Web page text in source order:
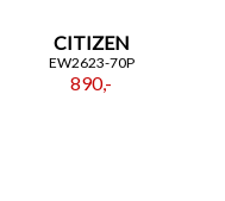
CITIZEN
EW2623-70P
890,-